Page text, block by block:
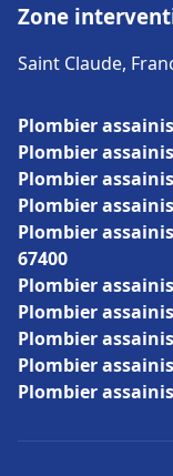
Zone
Saint Claude,
Plombier
Plombier
Plombier
Plombier
Plombier
67400
Plombier
Plombier
Plombier
Plombier
Plombier